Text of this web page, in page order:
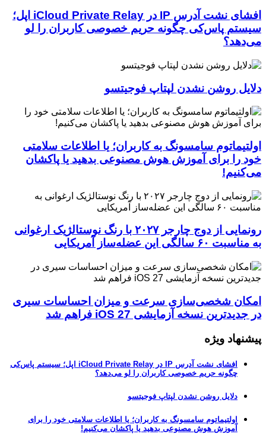
افشای نشت آدرس IP در iCloud Private Relay اپل؛
سیستم پاس‌کی چگونه حریم خصوصی کاربران را لو
می‌دهد؟
دلایل روشن نشدن لپتاپ فوجیتسو
اولتیماتوم سامسونگ به کاربران؛ یا اطلاعات سلامتی
خود را برای آموزش هوش مصنوعی بدهید یا پاکشان
می‌کنیم!
رونمایی از دوج چارجر ۲۰۲۷ با رنگ نوستالژیک ارغوانی
به مناسبت ۶۰ سالگی این عضله‌ساز آمریکایی
امکان شخصی‌سازی سرعت و میزان احساسات سیری
در جدیدترین نسخه آزمایشی iOS 27 فراهم شد
پیشنهاد ویژه
افشای نشت آدرس IP در iCloud Private Relay اپل؛ سیستم پاس‌کی
چگونه حریم خصوصی کاربران را لو می‌دهد؟
دلایل روشن نشدن لپتاپ فوجیتسو
اولتیماتوم سامسونگ به کاربران؛ یا اطلاعات سلامتی خود را برای
آموزش هوش مصنوعی بدهید یا پاکشان می‌کنیم!